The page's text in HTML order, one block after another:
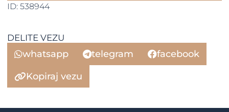
ID: 538944
DELITE VEZU
whatsapp telegram
facebook
Kopiraj vezu